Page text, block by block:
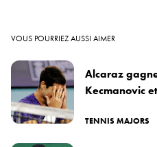
VOUS POURRIEZ AUSSI AIMER
Alcaraz
Kecmanovic
TENNIS MAJORS